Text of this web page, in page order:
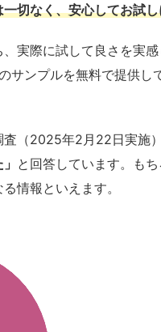
切なく、安心してお試
実際に試して良さを実
サンプルを無料で提供し
（2025年2月22日実施
と回答しています。も
情報といえます。